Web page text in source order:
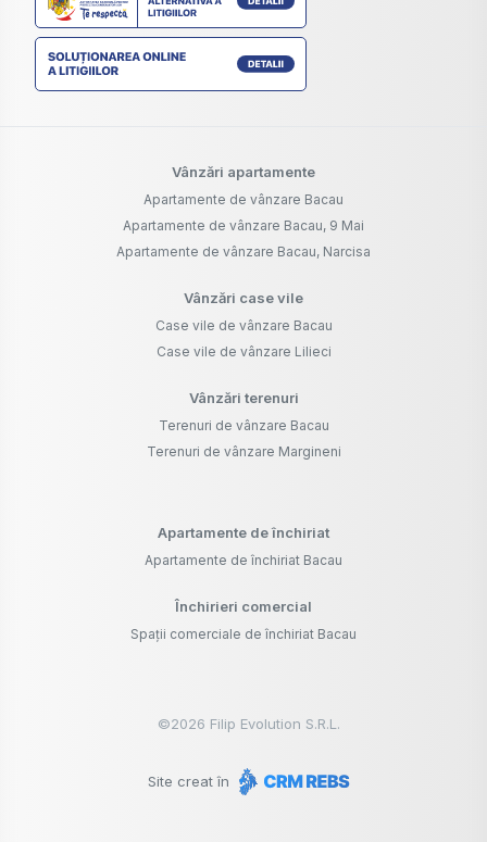
Vânzări apartamente
Apartamente de vânzare Bacau
Apartamente de vânzare Bacau, 9 Mai
Apartamente de vânzare Bacau, Narcisa
Vânzări case vile
Case vile de vânzare Bacau
Case vile de vânzare Lilieci
Vânzări terenuri
Terenuri de vânzare Bacau
Terenuri de vânzare Margineni
Apartamente de închiriat
Apartamente de închiriat Bacau
Închirieri comercial
Spații comerciale de închiriat Bacau
©2026 Filip Evolution S.R.L.
Site creat în